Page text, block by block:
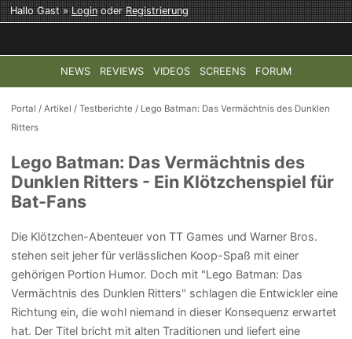
Hallo Gast »LoginoderRegistrierung
NEWS REVIEWS VIDEOS SCREENS FORUM
TOP-THEMEN: COD: MODERN WARFARE 4 HALO:
Portal /Artikel /Testberichte / Lego Batman: Das Vermächtnis des Dunklen
Ritters
Lego Batman: Das Vermächtnis des
Dunklen Ritters - Ein Klötzchenspiel für
Bat-Fans
Die Klötzchen-Abenteuer von TT Games und Warner Bros.
stehen seit jeher für verlässlichen Koop-Spaß mit einer
gehörigen Portion Humor. Doch mit "Lego Batman: Das
Vermächtnis des Dunklen Ritters" schlagen die Entwickler eine
Richtung ein, die wohl niemand in dieser Konsequenz erwartet
hat. Der Titel bricht mit alten Traditionen und liefert eine